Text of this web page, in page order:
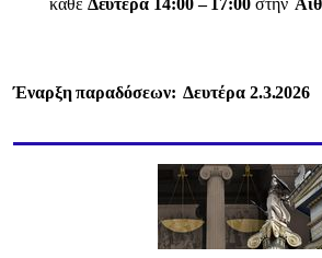
κάθε Δευτέρα 14:00 – 17:00 στην
Έναρξη παραδόσεων: Δευτέρα 2.3.2026